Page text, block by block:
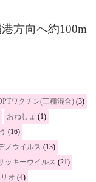
方向へ約100m
ワクチン(三種混合) (3)
おねしょ (1)
(16)
ノウイルス (13)
ッキーウイルス (21)
オ (4)